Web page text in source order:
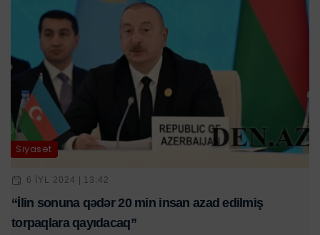
Siyasət
6 IYL 2024 | 13:42
“İlin sonuna qədər 20 min insan azad edilmiş
torpaqlara qayıdacaq”